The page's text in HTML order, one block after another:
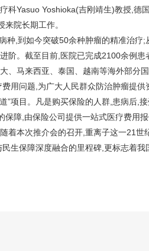
科Yasuo Yoshioka(吉刚靖生)教授,德
院长期工作。
,到如今突破50余种肿瘤的精准治疗;
阶。截至目前,医院已完成2100余例
、马来西亚、泰国、越南等海外部分
问题,为广大人民群众防治肿瘤提供
”项目。凡是购买保险的人群,患病后
保障,由保险公司提供一站式医疗费用
本次推介会的召开,重离子这一21世
生保障深度融合的里程碑,更标志着